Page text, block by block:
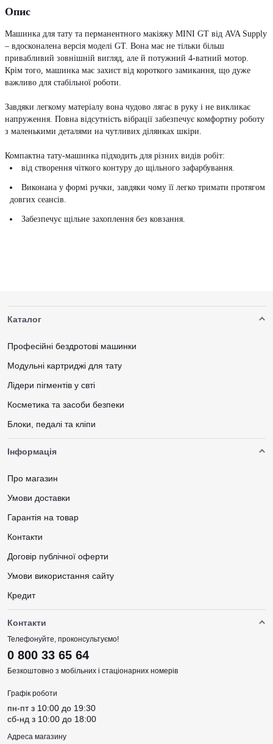
Опис
Машинка для тату та перманентного макіяжу MINI GT від AVA Supply
– вдосконалена версія моделі GT. Вона має не тільки більш
привабливий зовнішній вигляд, але й потужний 4-ватний мотор.
Крім того, машинка має захист від короткого замикання, що дуже
важливо для стабільної роботи.
Завдяки легкому матеріалу вона чудово лягає в руку і не викликає
напруження. Повна відсутність вібрації забезпечує комфортну роботу
з маленькими деталями на чутливих ділянках шкіри.
Компактна тату-машинка підходить для різних видів робіт:
від створення чіткого контуру до щільного зафарбування.
Виконана у формі ручки, завдяки чому її легко тримати протягом
довгих сеансів.
Забезпечує щільне захоплення без ковзання.
Каталог
Професійні бездротові машинки
Модульні картриджі для тату
Лідери пігментів у свті
Косметика та засоби безпеки
Блоки, педалі та кліпи
Інформація
Про магазин
Умови доставки
Гарантія на товар
Контакти
Договір публічної оферти
Умови використання сайту
Кредит
Контакти
Телефонуйте, проконсультуємо!
0 800 33 65 64
Безкоштовно з мобільних і стаціонарних номерів
Графік роботи
пн-пт з 10:00 до 19:30
сб-нд з 10:00 до 18:00
Адреса магазину